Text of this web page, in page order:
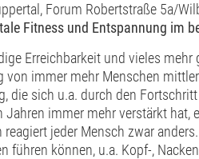
Forum Robertstraße 5a/
Fitness und Entspannung im
Erreichbarkeit und vieles mehr
von immer mehr Menschen
die sich u.a. durch den
immer mehr verstärkt hat,
jeder Mensch zwar
führen können, u.a. Kopf-,